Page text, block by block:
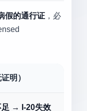
假的通行证，必
明）
足 → I-20失效